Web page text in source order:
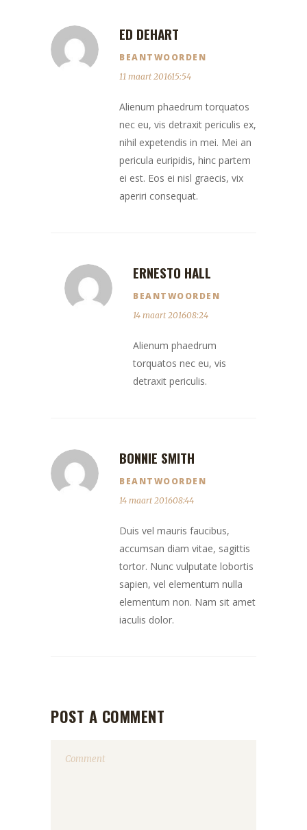
ED DEHART
BEANTWOORDEN
11 maart 201615:54
Alienum phaedrum torquatos
nec eu, vis detraxit periculis ex,
nihil expetendis in mei. Mei an
pericula euripidis, hinc partem
ei est. Eos ei nisl graecis, vix
aperiri consequat.
ERNESTO HALL
BEANTWOORDEN
14 maart 201608:24
Alienum phaedrum
torquatos nec eu, vis
detraxit periculis.
BONNIE SMITH
BEANTWOORDEN
14 maart 201608:44
Duis vel mauris faucibus,
accumsan diam vitae, sagittis
tortor. Nunc vulputate lobortis
sapien, vel elementum nulla
elementum non. Nam sit amet
iaculis dolor.
POST A COMMENT